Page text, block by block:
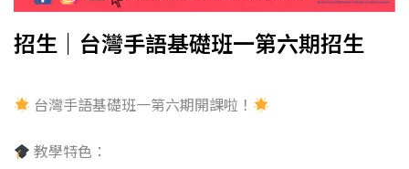
招生｜台灣手語基礎班一第六期招生
台灣手語基礎班一第六期開課啦！
教學特色：